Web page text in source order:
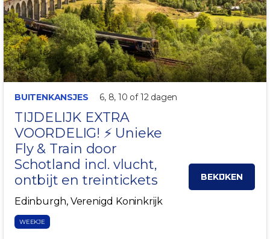
BUITENKANSJES 6, 8, 10 of 12 dagen
TIJDELIJK EXTRA
VOORDELIG! ⚡ Unieke
Fly & Train door
Schotland incl. vlucht,
ontbijt en treintickets
Edinburgh, Verenigd Koninkrijk
WEEKJE
BEKIJKEN